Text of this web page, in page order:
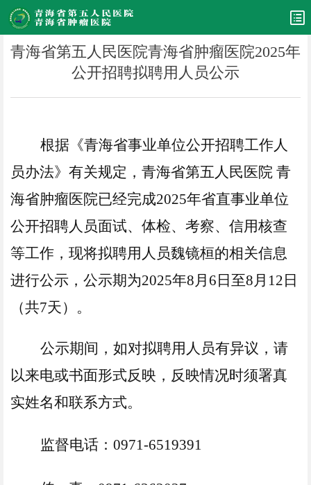
青海省第五人民医院青海省肿瘤医院2025年
公开招聘拟聘用人员公示
根据《青海省事业单位公开招聘工作人
员办法》有关规定， 青海省第五人民医院 青
海省肿瘤医院已经完成2025年省直事业单位
公开招聘人员面试、体检、考察、 信用核查
等工作，现将拟聘用 人员魏镜桓的相关信息
进行公示， 公示期为2025年8月 6 日至8月 12 日
（共7天） 。
公示期间，如对拟聘用人员有异议，请
以来电或书面形式反映 ， 反映情况时须署真
实姓名和联系方式。
监督电话： 0971-6519391